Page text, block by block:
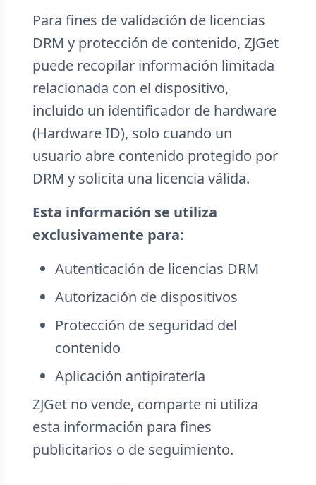
Para fines de validación de licencias
DRM y protección de contenido, ZJGet
puede recopilar información limitada
relacionada con el dispositivo,
incluido un identificador de hardware
(Hardware ID), solo cuando un
usuario abre contenido protegido por
DRM y solicita una licencia válida.
Esta información se utiliza
exclusivamente para:
Autenticación de licencias DRM
Autorización de dispositivos
Protección de seguridad del
contenido
Aplicación antipiratería
ZJGet no vende, comparte ni utiliza
esta información para fines
publicitarios o de seguimiento.